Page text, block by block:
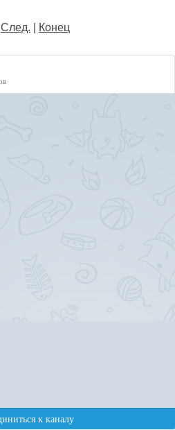
След. Конец